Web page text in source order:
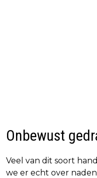
Onbewust
Veel van dit soort
we er echt over